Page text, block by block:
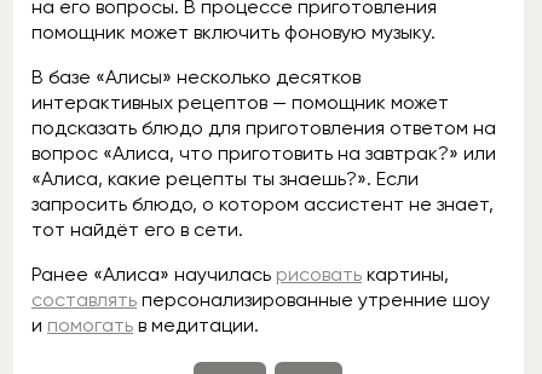
на его вопросы. В процессе приготовления
помощник может включить фоновую музыку.
В базе «Алисы» несколько десятков
интерактивных рецептов — помощник может
подсказать блюдо для приготовления ответом на
вопрос «Алиса, что приготовить на завтрак?» или
«Алиса, какие рецепты ты знаешь?». Если
запросить блюдо, о котором ассистент не знает,
тот найдёт его в сети.
Ранее «Алиса» научилась рисовать картины,
составлять персонализированные утренние шоу
и помогать в медитации.